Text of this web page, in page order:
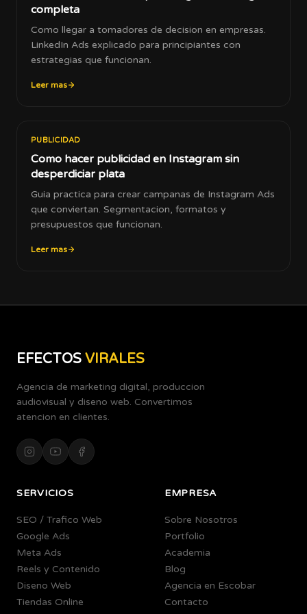
completa
Como llegar a tomadores de decision en empresas.
LinkedIn Ads explicado para principiantes con
estrategias que funcionan.
Leer mas
PUBLICIDAD
Como hacer publicidad en Instagram sin
desperdiciar plata
Guia practica para crear campanas de Instagram Ads
que conviertan. Segmentacion, formatos y
presupuestos que funcionan.
Leer mas
EFECTOS VIRALES
Agencia de marketing digital, produccion
audiovisual y diseno web. Convertimos
atencion en clientes.
SERVICIOS
SEO / Trafico Web
Google Ads
Meta Ads
Reels y Contenido
Diseno Web
Tiendas Online
EMPRESA
Sobre Nosotros
Portfolio
Academia
Blog
Agencia en Escobar
Contacto